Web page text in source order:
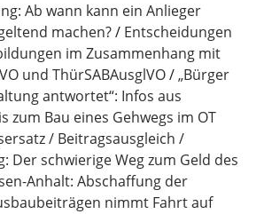
Ab wann kann ein Anlieger
machen?
Entscheidungen
im Zusammenhang mit
und ThürSABAusglVO
„Bürger
antwortet“: Infos aus
zum Bau eines Gehwegs im OT
/ Beitragsausgleich /
Der schwierige Weg zum Geld des
Anhalt: Abschaffung der
nimmt Fahrt auf